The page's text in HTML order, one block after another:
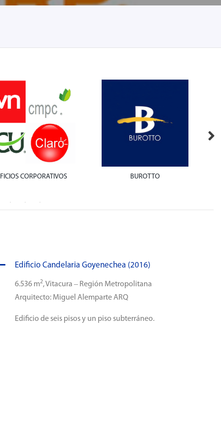
CORPORATIVOS BUROTTO
Edificio Candelaria Goyenechea (2016)
6.536 m2, Vitacura – Región Metropolitana
Arquitecto: Miguel Alemparte ARQ
Edificio de seis pisos y un piso subterráneo.